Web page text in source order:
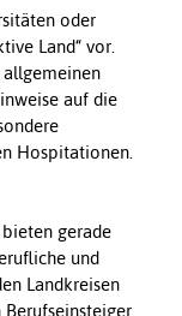
oder
Land“ vor.
auf die
Hospitationen.
gerade
und
Landkreisen
Berufseinsteiger